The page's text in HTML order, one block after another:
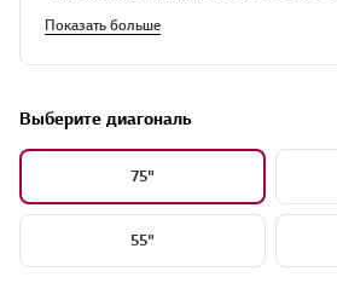
Показать больше
Выберите диагональ
75"
55"